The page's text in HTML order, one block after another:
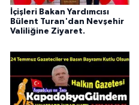
İçişleri Bakan Yardımcısı
Bülent Turan'dan Nevşehir
Valiliğine Ziyaret.